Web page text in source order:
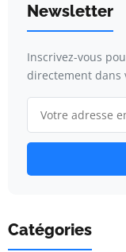
Newsletter
Inscrivez-vous
directement dans
Catégories